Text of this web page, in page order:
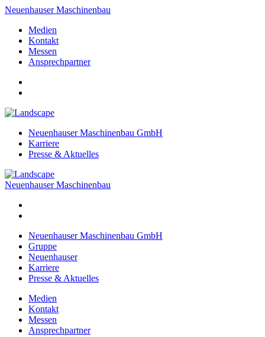
Neuenhauser Maschinenbau
Medien
Kontakt
Messen
Ansprechpartner
Neuenhauser Maschinenbau GmbH
Karriere
Presse & Aktuelles
Neuenhauser Maschinenbau
Neuenhauser Maschinenbau GmbH
Gruppe
Neuenhauser
Karriere
Presse & Aktuelles
Medien
Kontakt
Messen
Ansprechpartner